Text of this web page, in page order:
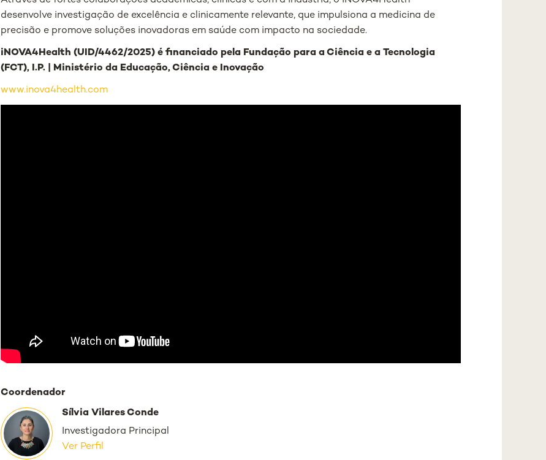
desenvolve investigação de excelência e clinicamente relevante, que impulsiona a medicina de
precisão e promove soluções inovadoras em saúde com impacto na sociedade.
iNOVA4Health (UID/4462/2025) é financiado pela Fundação para a Ciência e a Tecnologia
(FCT), I.P. | Ministério da Educação, Ciência e Inovação
www.inova4health.com
Coordenador
Sílvia Vilares Conde
Investigadora Principal
Ver Perfil